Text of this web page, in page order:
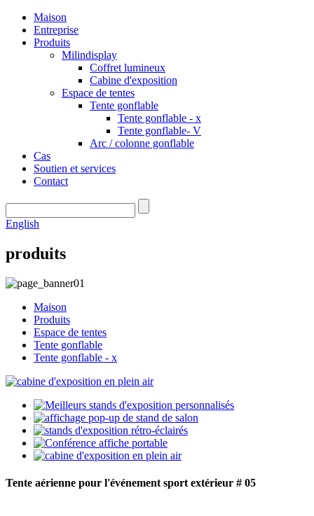
Maison
Entreprise
Produits
Milindisplay
Coffret lumineux
Cabine d'exposition
Espace de tentes
Tente gonflable
Tente gonflable - x
Tente gonflable- V
Arc / colonne gonflable
Cas
Soutien et services
Contact
English
produits
Maison
Produits
Espace de tentes
Tente gonflable
Tente gonflable - x
Tente aérienne pour l'événement sport extérieur # 05